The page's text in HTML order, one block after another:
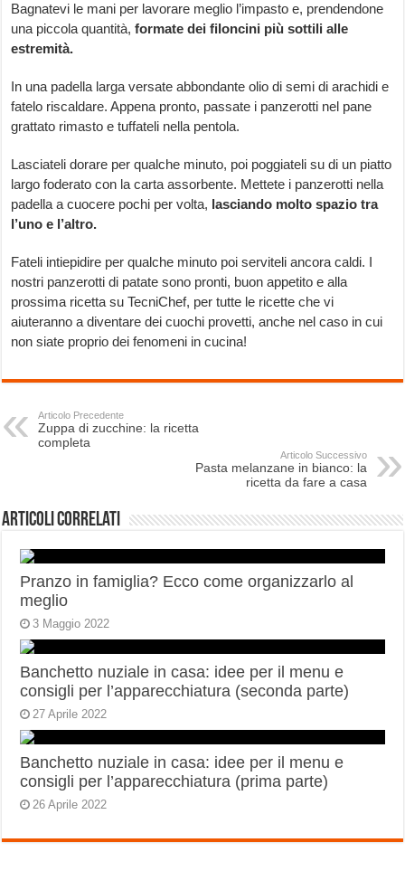
Bagnatevi le mani per lavorare meglio l’impasto e, prendendone
una piccola quantità, formate dei filoncini più sottili alle
estremità.
In una padella larga versate abbondante olio di semi di arachidi e
fatelo riscaldare. Appena pronto, passate i panzerotti nel pane
grattato rimasto e tuffateli nella pentola.
Lasciateli dorare per qualche minuto, poi poggiateli su di un piatto
largo foderato con la carta assorbente. Mettete i panzerotti nella
padella a cuocere pochi per volta, lasciando molto spazio tra
l’uno e l’altro.
Fateli intiepidire per qualche minuto poi serviteli ancora caldi. I
nostri panzerotti di patate sono pronti, buon appetito e alla
prossima ricetta su TecniChef, per tutte le ricette che vi
aiuteranno a diventare dei cuochi provetti, anche nel caso in cui
non siate proprio dei fenomeni in cucina!
Articolo Precedente
Zuppa di zucchine: la ricetta
completa
Articolo Successivo
Pasta melanzane in bianco: la
ricetta da fare a casa
Articoli correlati
Pranzo in famiglia? Ecco come organizzarlo al
meglio
3 Maggio 2022
Banchetto nuziale in casa: idee per il menu e
consigli per l’apparecchiatura (seconda parte)
27 Aprile 2022
Banchetto nuziale in casa: idee per il menu e
consigli per l’apparecchiatura (prima parte)
26 Aprile 2022